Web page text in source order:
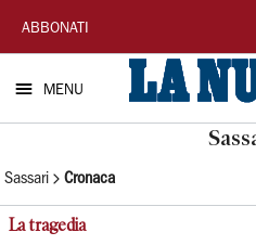
La
Nuova
Sardegna
ABBONATI
MENU
Sassari Cronaca
La tragedia